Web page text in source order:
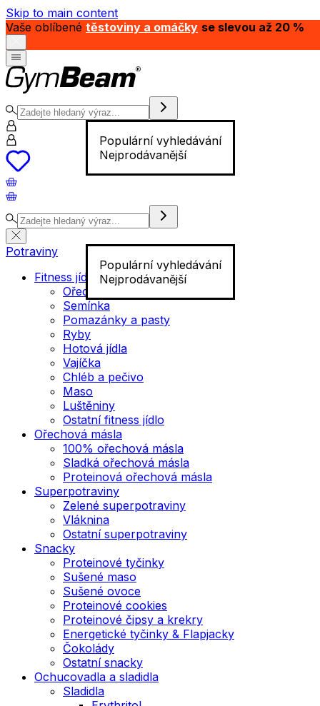
Skip to main content
Vaše oblíbené těstoviny a omáčky se slevou až 20 %
Populární vyhledávání
Nejprodávanější
Populární vyhledávání
Nejprodávanější
Potraviny
Fitness jídlo
Ořechy
Semínka
Pomazánky a pasty
Ryby
Hotová jídla
Vajíčka
Chléb a pečivo
Maso
Luštěniny
Ostatní fitness jídlo
Ořechová másla
100% ořechová másla
Sladká ořechová másla
Proteinová ořechová másla
Superpotraviny
Zelené superpotraviny
Vláknina
Ostatní superpotraviny
Snacky
Proteinové tyčinky
Sušené maso
Sušené ovoce
Proteinové cookies
Proteinové čipsy a krekry
Energetické tyčinky & Flapjacky
Čokolády
Ostatní snacky
Ochucovadla a sladidla
Sladidla